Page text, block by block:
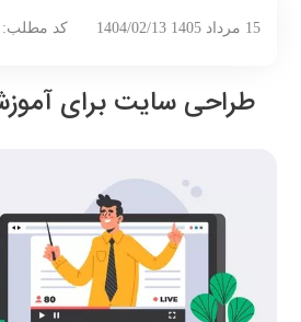
کد مطلب: 105
طراحی سایت برای